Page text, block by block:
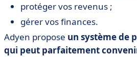
protéger vos revenus ;
gérer vos finances.
Adyen propose un système de
qui peut parfaitement